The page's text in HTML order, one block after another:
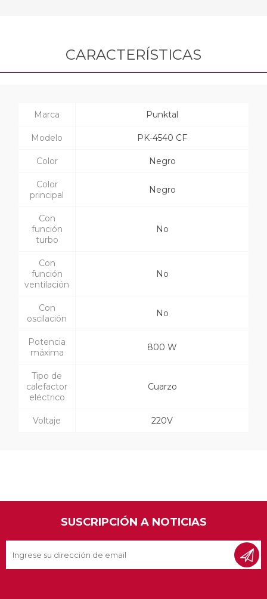
CARACTERÍSTICAS
Marca Punktal
Modelo PK-4540 CF
Color Negro
Color
principal
Negro
Con
función
turbo
No
Con
función
ventilación
No
Con
oscilación
No
Potencia
máxima
800 W
Tipo de
calefactor
eléctrico
Cuarzo
Voltaje 220V
SUSCRIPCIÓN A NOTICIAS